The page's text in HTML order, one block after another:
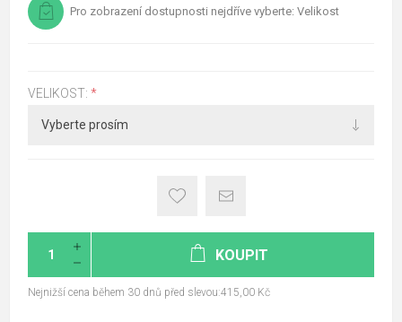
Pro zobrazení dostupnosti nejdříve vyberte: Velikost
VELIKOST: *
KOUPIT
Nejnižší cena během 30 dnů před slevou:415,00 Kč